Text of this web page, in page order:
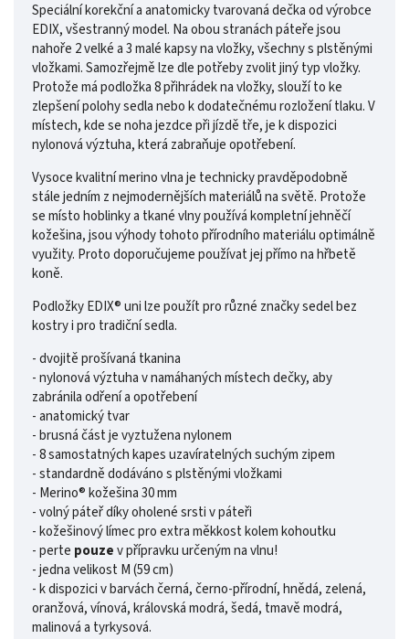
Speciální korekční a anatomicky tvarovaná dečka od výrobce
EDIX, všestranný model. Na obou stranách páteře jsou
nahoře 2 velké a 3 malé kapsy na vložky, všechny s plstěnými
vložkami. Samozřejmě lze dle potřeby zvolit jiný typ vložky.
Protože má podložka 8 přihrádek na vložky, slouží to ke
zlepšení polohy sedla nebo k dodatečnému rozložení tlaku. V
místech, kde se noha jezdce při jízdě tře, je k dispozici
nylonová výztuha, která zabraňuje opotřebení.
Vysoce kvalitní merino vlna je technicky pravděpodobně
stále jedním z nejmodernějších materiálů na světě. Protože
se místo hoblinky a tkané vlny používá kompletní jehněčí
kožešina, jsou výhody tohoto přírodního materiálu optimálně
využity. Proto doporučujeme používat jej přímo na hřbetě
koně.
Podložky EDIX® uni lze použít pro různé značky sedel bez
kostry i pro tradiční sedla.
- dvojitě prošívaná tkanina
- nylonová výztuha v namáhaných místech dečky, aby
zabránila odření a opotřebení
- anatomický tvar
- brusná část je vyztužena nylonem
- 8 samostatných kapes uzavíratelných suchým zipem
- standardně dodáváno s plstěnými vložkami
- Merino® kožešina 30 mm
- volný páteř díky oholené srsti v páteři
- kožešinový límec pro extra měkkost kolem kohoutku
- perte pouzev přípravku určeným na vlnu!
- jedna velikost M (59 cm)
- k dispozici v barvách černá, černo-přírodní, hnědá, zelená,
oranžová, vínová, královská modrá, šedá, tmavě modrá,
malinová a tyrkysová.